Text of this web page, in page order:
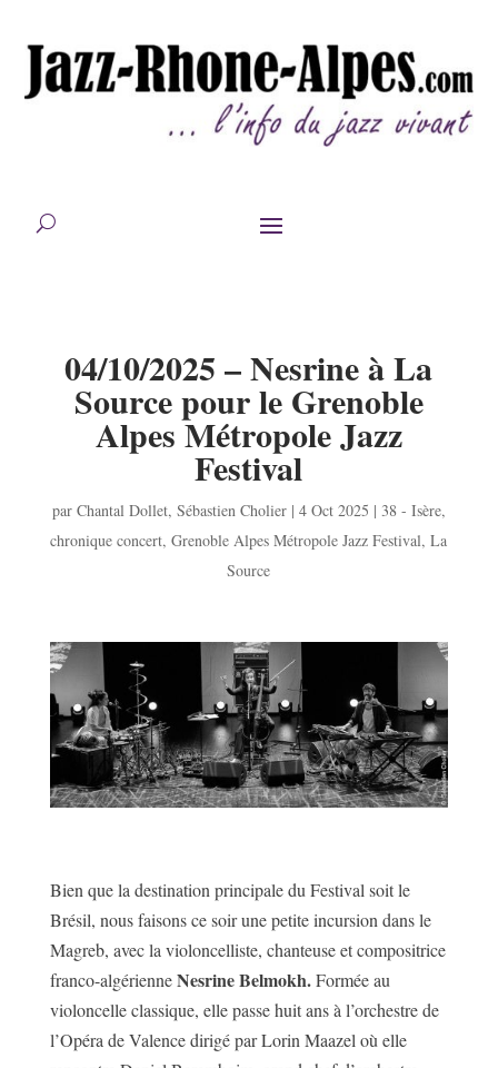
04/10/2025 – Nesrine à La
Source pour le Grenoble
Alpes Métropole Jazz
Festival
par Chantal Dollet, Sébastien Cholier| 4 Oct 2025 | 38 - Isère,
chronique concert,Grenoble Alpes Métropole Jazz Festival,La
Source
Bien que la destination principale du Festival soit le
Brésil, nous faisons ce soir une petite incursion dans le
Magreb, avec la violoncelliste, chanteuse et compositrice
franco-algérienneNesrine Belmokh.Formée au
violoncelle classique, elle passe huit ans à l’orchestre de
l’Opéra de Valence dirigé par Lorin Maazel où elle